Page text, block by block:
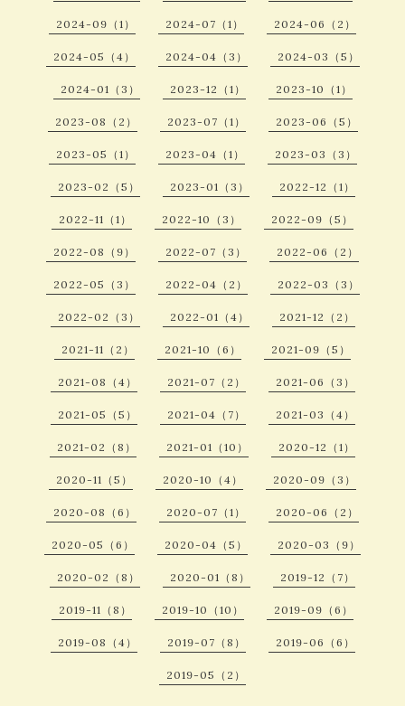
2024-09（1） 2024-07（1） 2024-06（2）
2024-05（4） 2024-04（3） 2024-03（5）
2024-01（3） 2023-12（1） 2023-10（1）
2023-08（2） 2023-07（1） 2023-06（5）
2023-05（1） 2023-04（1） 2023-03（3）
2023-02（5） 2023-01（3） 2022-12（1）
2022-11（1） 2022-10（3） 2022-09（5）
2022-08（9） 2022-07（3） 2022-06（2）
2022-05（3） 2022-04（2） 2022-03（3）
2022-02（3） 2022-01（4） 2021-12（2）
2021-11（2） 2021-10（6） 2021-09（5）
2021-08（4） 2021-07（2） 2021-06（3）
2021-05（5） 2021-04（7） 2021-03（4）
2021-02（8） 2021-01（10） 2020-12（1）
2020-11（5） 2020-10（4） 2020-09（3）
2020-08（6） 2020-07（1） 2020-06（2）
2020-05（6） 2020-04（5） 2020-03（9）
2020-02（8） 2020-01（8） 2019-12（7）
2019-11（8） 2019-10（10） 2019-09（6）
2019-08（4） 2019-07（8） 2019-06（6）
2019-05（2）